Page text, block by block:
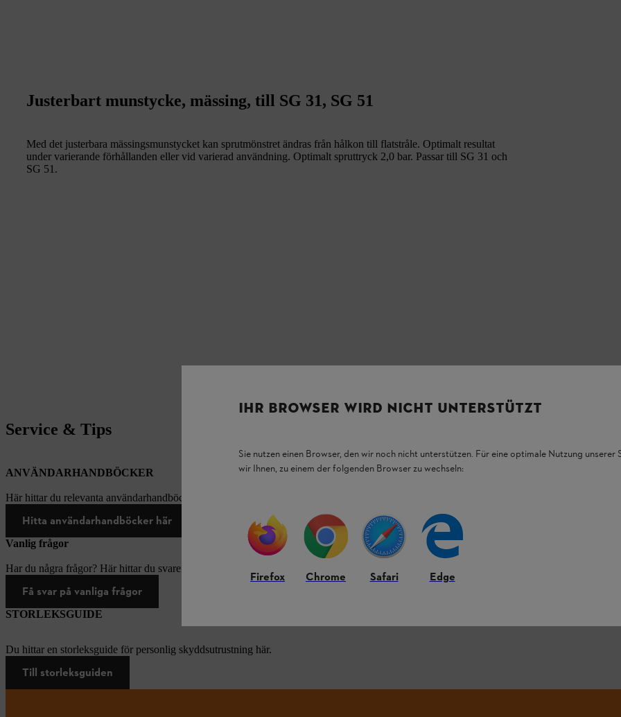
Justerbart munstycke, mässing, till SG 31, SG 51
Med det justerbara mässingsmunstycket kan sprutmönstret ändras från hålkon till flatstråle. Optimalt resultat
under varierande förhållanden eller vid varierad användning. Optimalt spruttryck 2,0 bar. Passar till SG 31 och
SG 51.
Service & Tips
ANVÄNDARHANDBÖCKER
Här hittar du relevanta användarhandböcker för produkter från STIHL.
Hitta användarhandböcker här
Vanlig frågor
Har du några frågor? Här hittar du svaren på de vanligaste frågorna.
Få svar på vanliga frågor
STORLEKSGUIDE
Du hittar en storleksguide för personlig skyddsutrustning här.
Till storleksguiden
IHR BROWSER WIRD NICHT UNTERSTÜTZT
Sie nutzen einen Browser, den wir noch nicht unterstützen. Für eine optimale Nutzung unserer
wir Ihnen, zu einem der folgenden Browser zu wechseln:
Firefox Chrome Safari Edge